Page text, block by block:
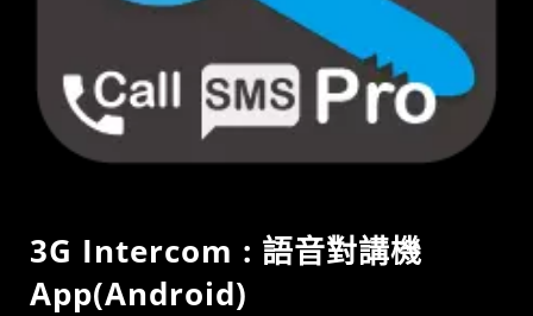
3G Intercom : 語音對講機
App(Android)